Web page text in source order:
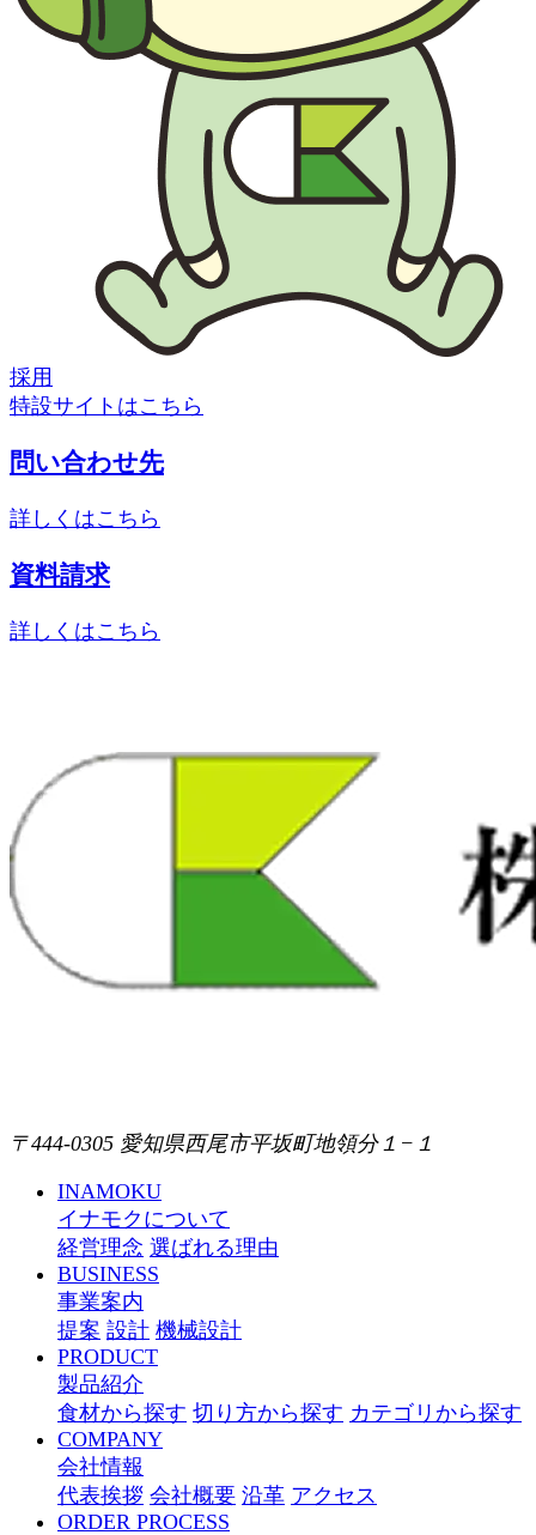
採用
特設サイトはこちら
問い合わせ先
詳しくはこちら
資料請求
詳しくはこちら
〒444-0305 愛知県西尾市平坂町地領分１−１
INAMOKU
イナモクについて
経営理念 選ばれる理由
BUSINESS
事業案内
提案 設計 機械設計
PRODUCT
製品紹介
食材から探す 切り方から探す カテゴリから探す
COMPANY
会社情報
代表挨拶 会社概要 沿革 アクセス
ORDER PROCESS